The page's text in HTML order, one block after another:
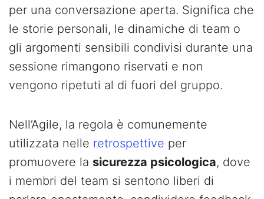
per una conversazione aperta. Significa che
le storie personali, le dinamiche di team o
gli argomenti sensibili condivisi durante una
sessione rimangono riservati e non
vengono ripetuti al di fuori del gruppo.
Nell’Agile, la regola è comunemente
utilizzata nelle retrospettive per
promuovere la sicurezza psicologica, dove
i membri del team si sentono liberi di